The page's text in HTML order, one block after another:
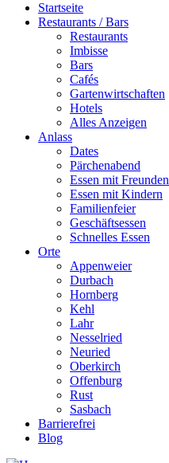
Startseite
Restaurants / Bars
Restaurants
Imbisse
Bars
Cafés
Gartenwirtschaften
Hotels
Alles Anzeigen
Anlass
Dates
Pärchenabend
Essen mit Freunden
Essen mit Kindern
Familienfeier
Geschäftsessen
Schnelles Essen
Orte
Appenweier
Durbach
Hornberg
Kehl
Lahr
Nesselried
Neuried
Oberkirch
Offenburg
Rust
Sasbach
Barrierefrei
Blog